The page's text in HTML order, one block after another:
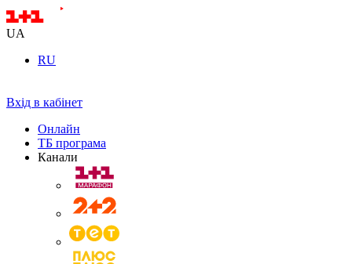
UA
RU
Вхід в кабінет
Онлайн
ТБ програма
Канали